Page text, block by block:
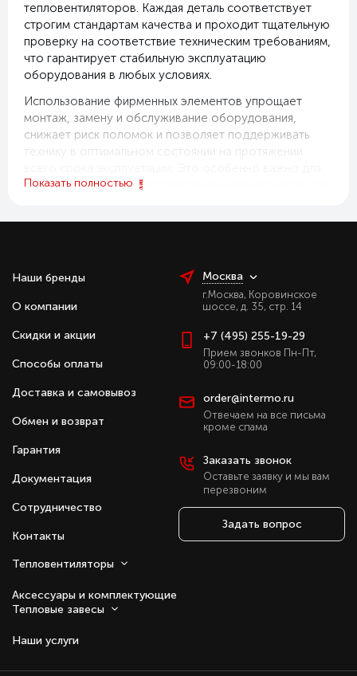
тепловентиляторов. Каждая деталь соответствует
строгим стандартам качества и проходит тщательную
проверку на соответствие техническим требованиям,
что гарантирует стабильную эксплуатацию
оборудования в любых условиях.
Использование фирменных элементов упрощает
монтаж, замену и обслуживание оборудования,
снижает риск поломок и позволяет поддерживать
технику в оптимальном состоянии на протяжении
объектов с высокой эксплуатационной нагрузкой, где
критическое значение.
и специализированные детали для модернизации
оборудования. Все компоненты легко интегрируются
в существующие модели WING, что обеспечивает
гибкость эксплуатации и возможность адаптации под
индивидуальные задачи.
Применение оригинальных аксессуаров и
комплектующих повышает эффективность работы
оборудования, облегчает техническое обслуживание
и гарантирует уверенность в долговечной
выбором для промышленных, коммерческих и
Преимущества для монтажа,
обслуживания и модернизации:
разработаны специально для моделей WING,
совместимость и безупречную работу в
Применение высококачественных материалов
Показать полностью
Наши бренды
О компании
Скидки и акции
Способы оплаты
Доставка и самовывоз
Обмен и возврат
Гарантия
Документация
Сотрудничество
Контакты
Тепловентиляторы
Аксессуары и комплектующие
Тепловые завесы
Наши услуги
Москва
г.Москва, Коровинское
шоссе, д. 35, стр. 14
+7 (495) 255-19-29
Прием звонков Пн-Пт,
09:00-18:00
order@intermo.ru
Отвечаем на все письма
кроме спама
Заказать звонок
Оставьте заявку и мы вам
перезвоним
Задать вопрос